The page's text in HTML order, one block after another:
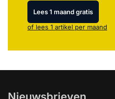
Lees 1 maand gratis
of lees 1 artikel per maand